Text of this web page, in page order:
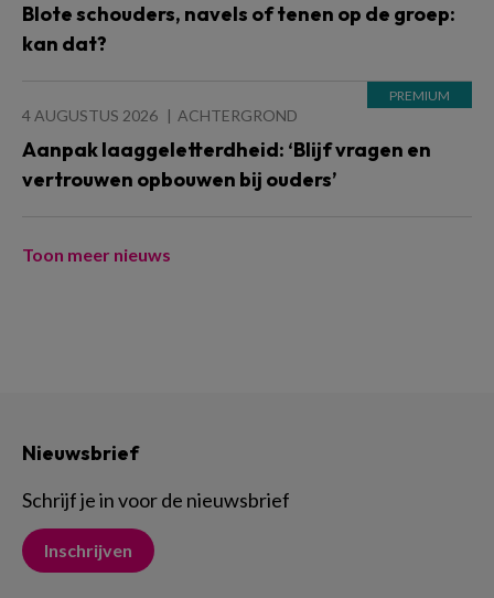
Blote schouders, navels of tenen op de groep:
kan dat?
4 AUGUSTUS 2026 ACHTERGROND
Aanpak laaggeletterdheid: ‘Blijf vragen en
vertrouwen opbouwen bij ouders’
Toon meer nieuws
Nieuwsbrief
Schrijf je in voor de nieuwsbrief
Inschrijven